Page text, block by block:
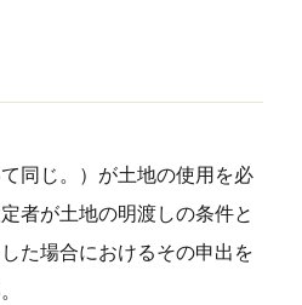
同じ。）が土地の使用を必
者が土地の明渡しの条件と
た場合におけるその申出を